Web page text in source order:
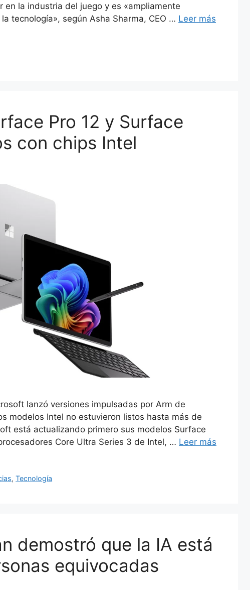
en la industria del juego y es «ampliamente
tecnología», según Asha Sharma, CEO … Leer más
Pro 12 y Surface
con chips Intel
lanzó versiones impulsadas por Arm de
modelos Intel no estuvieron listos hasta más de
está actualizando primero sus modelos Surface
Core Ultra Series 3 de Intel, … Leer más
,Tecnología
demostró que la IA está
equivocadas